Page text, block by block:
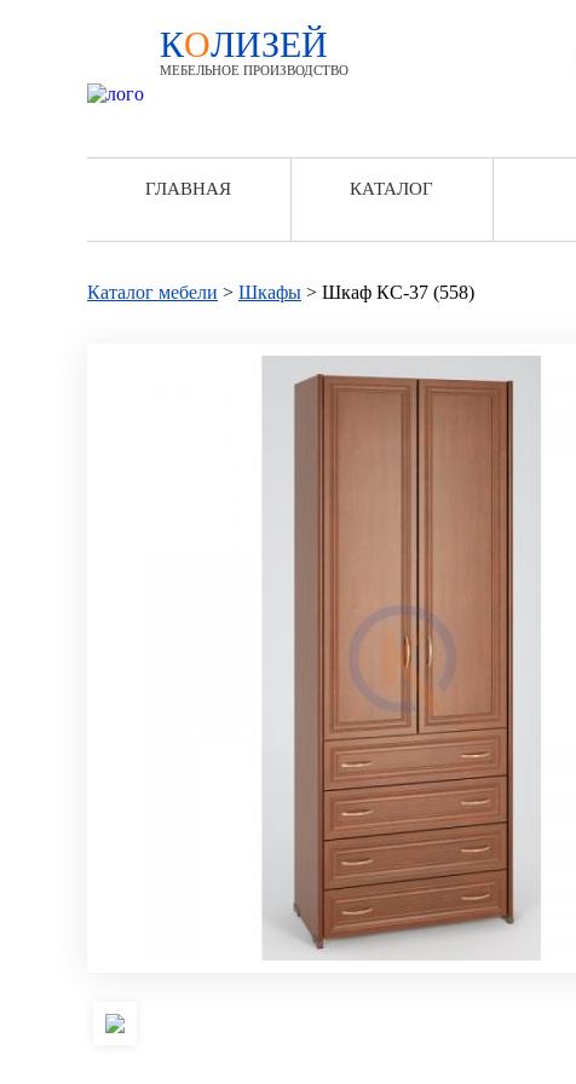
КОЛИЗЕЙ
МЕБЕЛЬНОЕ ПРОИЗВОДСТВО
ГЛАВНАЯ КАТАЛОГ
Каталог мебели > Шкафы > Шкаф КС-37 (558)